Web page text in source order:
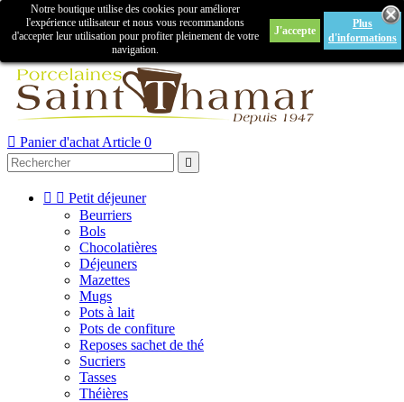
Créer un compteConnexion
 Panier d'achat Article 0

Notre boutique utilise des cookies pour améliorer
l'expérience utilisateur et nous vous recommandons
d'accepter leur utilisation pour profiter pleinement de votre
navigation.
J'accepte
Plus
d'informations
  Petit déjeuner
Beurriers
Bols
Chocolatières
Déjeuners
Mazettes
Mugs
Pots à lait
Pots de confiture
Reposes sachet de thé
Sucriers
Tasses
Théières